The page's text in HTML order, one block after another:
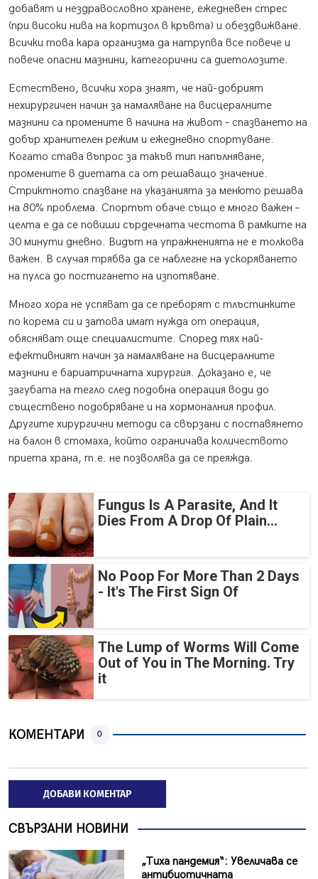
добавят и нездравословно хранене, ежедневен стрес
(при високи нива на кортизол в кръвта) и обездвижване.
Всички това кара организма да натрупва все повече и
повече опасни мазнини, категорични са диетолозите.
Естествено, всички хора знаят, че най-добрият
нехирургичен начин за намаляване на висцералните
мазнини са промените в начина на живот – спазването на
добър хранителен режим и ежедневно спортуване.
Когато става въпрос за такъв тип напълняване,
промените в диетата са от решаващо значение.
Стриктното спазване на указанията за менюто решава
на 80% проблема. Спортът обаче също е много важен –
целта е да се повиши сърдечната честота в рамките на
30 минути дневно. Видът на упражненията не е толкова
важен. В случая трябва да се наблегне на ускоряването
на пулса до постигането на изпотяване.
Много хора не успяват да се преборят с тлъстинките
по корема си и затова имат нужда от операция,
обясняват още специалистите. Според тях най-
ефективният начин за намаляване на висцералните
мазнини е бариатричната хирургия. Доказано е, че
загубата на тегло след подобна операция води до
съществено подобряване и на хормоналния профил.
Другите хирургични методи са свързани с поставянето
на балон в стомаха, който ограничава количеството
приета храна, т.е. не позволява да се преяжда.
Fungus Is A Parasite, And It
Dies From A Drop Of Plain...
No Poop For More Than 2 Days
- It's The First Sign Of
The Lump of Worms Will Come
Out of You in The Morning. Try
it
КОМЕНТАРИ 0
ДОБАВИ КОМЕНТАР
СВЪРЗАНИ НОВИНИ
„Тиха пандемия“: Увеличава се
антибиотичната